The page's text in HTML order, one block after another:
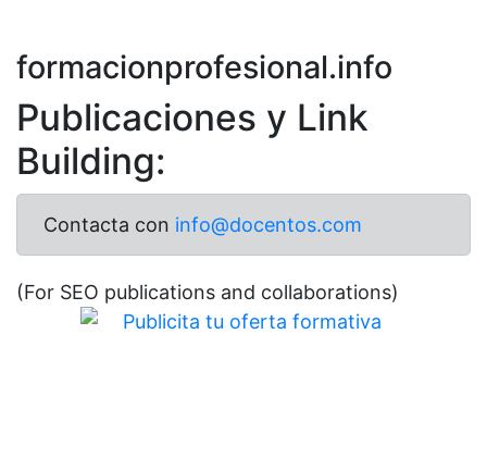
formacionprofesional.info
Publicaciones y Link
Building:
Contacta con info@docentos.com
(For SEO publications and collaborations)